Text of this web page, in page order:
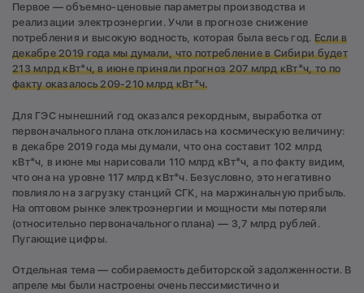
Первое — объемно-ценовые параметры производства и
реализации электроэнергии. Учли в прогнозе снижение
потребления и высокую водность, которая была весь год. Если в
декабре 2019 года мы думали, что потребление в Сибири будет
213 млрд кВт*ч, в июне приняли прогноз 207 млрд кВт*ч, то по
факту оказалось 209-210 млрд кВт*ч.
Для ГЭС нынешний год оказался рекордным, выработка от
первоначального плана отклонилась на космическую величину:
в декабре 2019 года мы думали, что она составит 102 млрд
кВт*ч, в июне мы нарисовали 110 млрд кВт*ч, а по факту видим,
что она на уровне 117 млрд кВт*ч. Безусловно, это негативно
повлияло на загрузку станций СГК, на маржинальную прибыль.
На оптовом рынке электроэнергии и мощности мы потеряли
(относительно первоначального плана) — 3,7 млрд рублей.
Пугающие цифры.
Отдельная тема — собираемость дебиторской задолженности. В
апреле мы были настроены очень пессимистично и